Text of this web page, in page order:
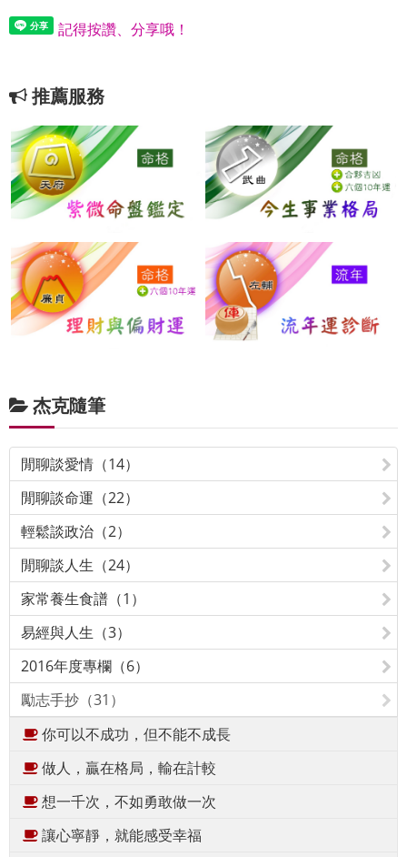
記得按讚、分享哦！
推薦服務
杰克隨筆
閒聊談愛情（14）
閒聊談命運（22）
輕鬆談政治（2）
閒聊談人生（24）
家常養生食譜（1）
易經與人生（3）
2016年度專欄（6）
勵志手抄（31）
你可以不成功，但不能不成長
做人，贏在格局，輸在計較
想一千次，不如勇敢做一次
讓心寧靜，就能感受幸福